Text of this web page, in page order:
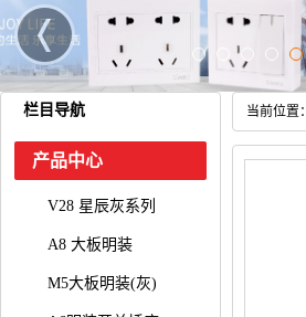
栏目导航
产品中心
V28 星辰灰系列
A8 大板明装
M5大板明装(灰)
当前位置：